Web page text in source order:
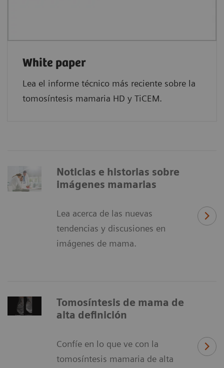
White paper
Lea el informe técnico más reciente sobre la
tomosíntesis mamaria HD y TiCEM.
Noticias e historias sobre
imágenes mamarias
Lea acerca de las nuevas
tendencias y discusiones en
imágenes de mama.
Tomosíntesis de mama de
alta definición
Confíe en lo que ve con la
tomosíntesis mamaria de alta